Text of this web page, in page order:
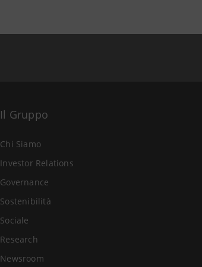
Il Gruppo
Chi Siamo
Investor Relations
Governance
Sostenibilità
Sociale
Research
Newsroom